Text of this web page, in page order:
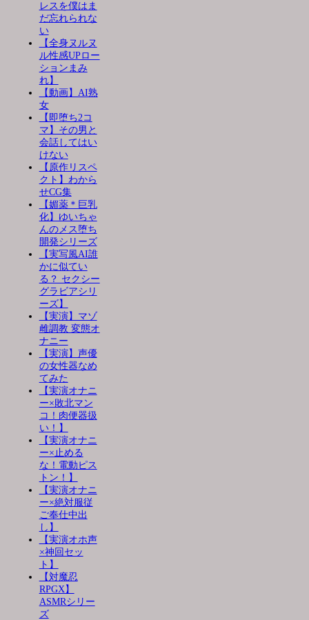
レスを僕はま
だ忘れられな
い
【全身ヌルヌ
ル性感UPロー
ションまみ
れ】
【動画】AI熟
女
【即堕ち2コ
マ】その男と
会話してはい
けない
【原作リスペ
クト】わから
せCG集
【媚薬＊巨乳
化】ゆいちゃ
んのメス堕ち
開発シリーズ
【実写風AI誰
かに似てい
る？ セクシー
グラビアシリ
ーズ】
【実演】マゾ
雌調教 変態オ
ナニー
【実演】声優
の女性器なめ
てみた
【実演オナニ
ー×敗北マン
コ！肉便器扱
い！】
【実演オナニ
ー×止める
な！電動ピス
トン！】
【実演オナニ
ー×絶対服従
ご奉仕中出
し】
【実演オホ声
×神回セッ
ト】
【対魔忍
RPGX】
ASMRシリー
ズ